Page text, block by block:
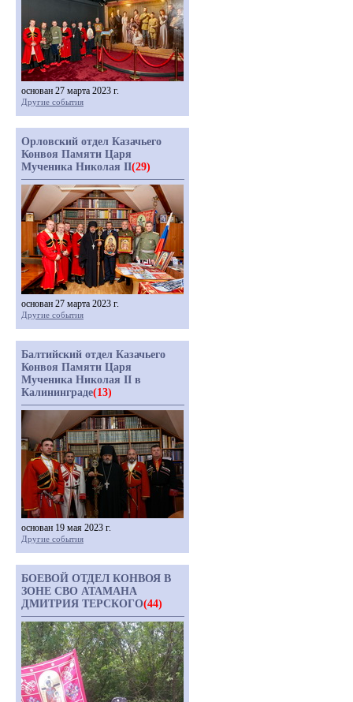
основан 27 марта 2023 г.
Другие события
Орловский отдел Казачьего
Конвоя Памяти Царя
Мученика Николая II(29)
основан 27 марта 2023 г.
Другие события
Балтийский отдел Казачьего
Конвоя Памяти Царя
Мученика Николая II в
Калининграде(13)
основан 19 мая 2023 г.
Другие события
БОЕВОЙ ОТДЕЛ КОНВОЯ В
ЗОНЕ СВО АТАМАНА
ДМИТРИЯ ТЕРСКОГО(44)